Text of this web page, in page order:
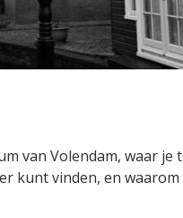
van Volendam, waar
kunt vinden, en